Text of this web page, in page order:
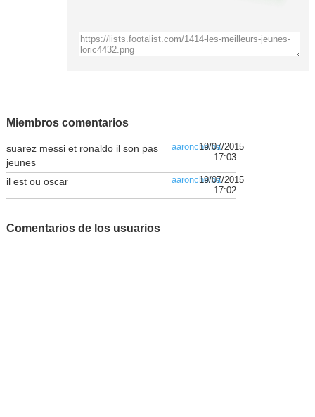
Miembros comentarios
suarez messi et ronaldo il son pas
jeunes
aaronchelba19/07/2015
17:03
il est ou oscar aaronchelba19/07/2015
17:02
Comentarios de los usuarios